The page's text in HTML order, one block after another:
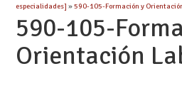
especialidades] »590-105-Formación y
590-105-
Orientación